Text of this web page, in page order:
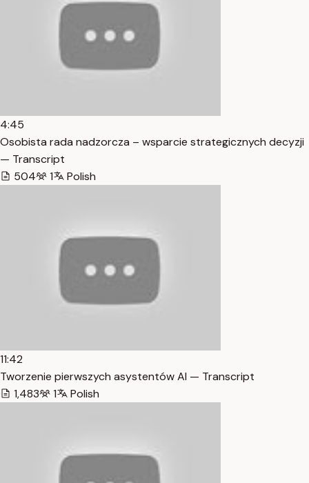
4:45
Osobista rada nadzorcza – wsparcie strategicznych decyzji
— Transcript
504
1 Polish
11:42
Tworzenie pierwszych asystentów AI — Transcript
1,483
1 Polish